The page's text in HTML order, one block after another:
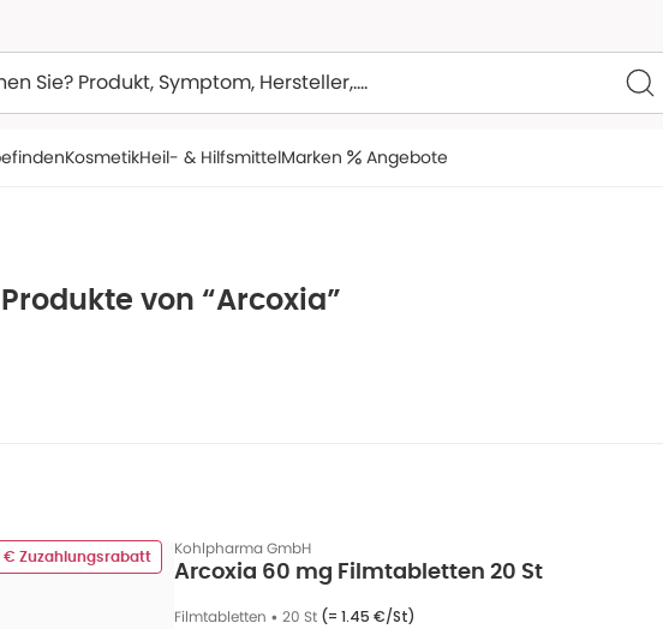
KosmetikHeil- & HilfsmittelMarken Angebote
von “Arcoxia”
€ Zuzahlungsrabatt Kohlpharma GmbH
Arcoxia 60 mg Filmtabletten 20 St
Filmtabletten • 20 St (= 1.45 €/St)